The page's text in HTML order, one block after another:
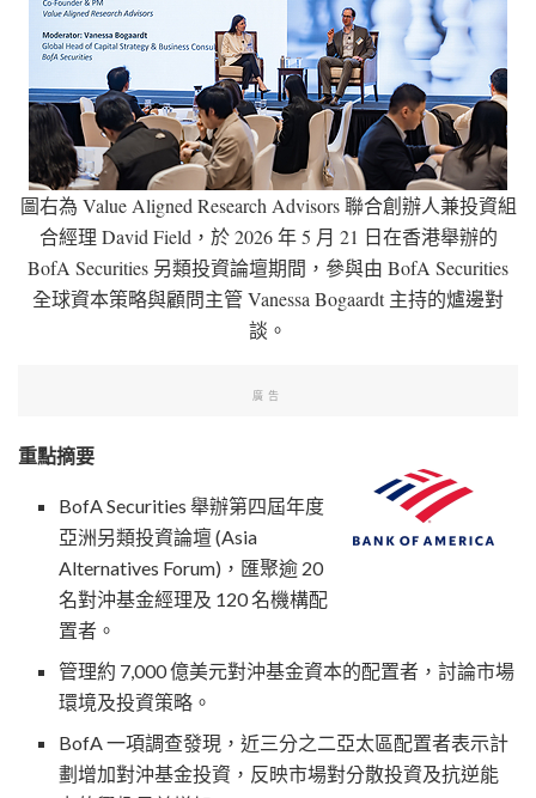
圖右為 Value Aligned Research Advisors 聯合創辦人兼投資組
合經理 David Field，於 2026 年 5 月 21 日在香港舉辦的
BofA Securities 另類投資論壇期間，參與由 BofA Securities
全球資本策略與顧問主管 Vanessa Bogaardt 主持的爐邊對
談。
廣告
重點摘要
BofA Securities 舉辦第四屆年度
亞洲另類投資論壇 (Asia
Alternatives Forum)，匯聚逾 20
名對沖基金經理及 120 名機構配
置者。
管理約 7,000 億美元對沖基金資本的配置者，討論市場
環境及投資策略。
BofA 一項調查發現，近三分之二亞太區配置者表示計
劃增加對沖基金投資，反映市場對分散投資及抗逆能